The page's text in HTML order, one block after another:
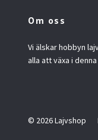
Om oss
Vi älskar hobbyn
alla att växa i
© 2026 Lajvshop